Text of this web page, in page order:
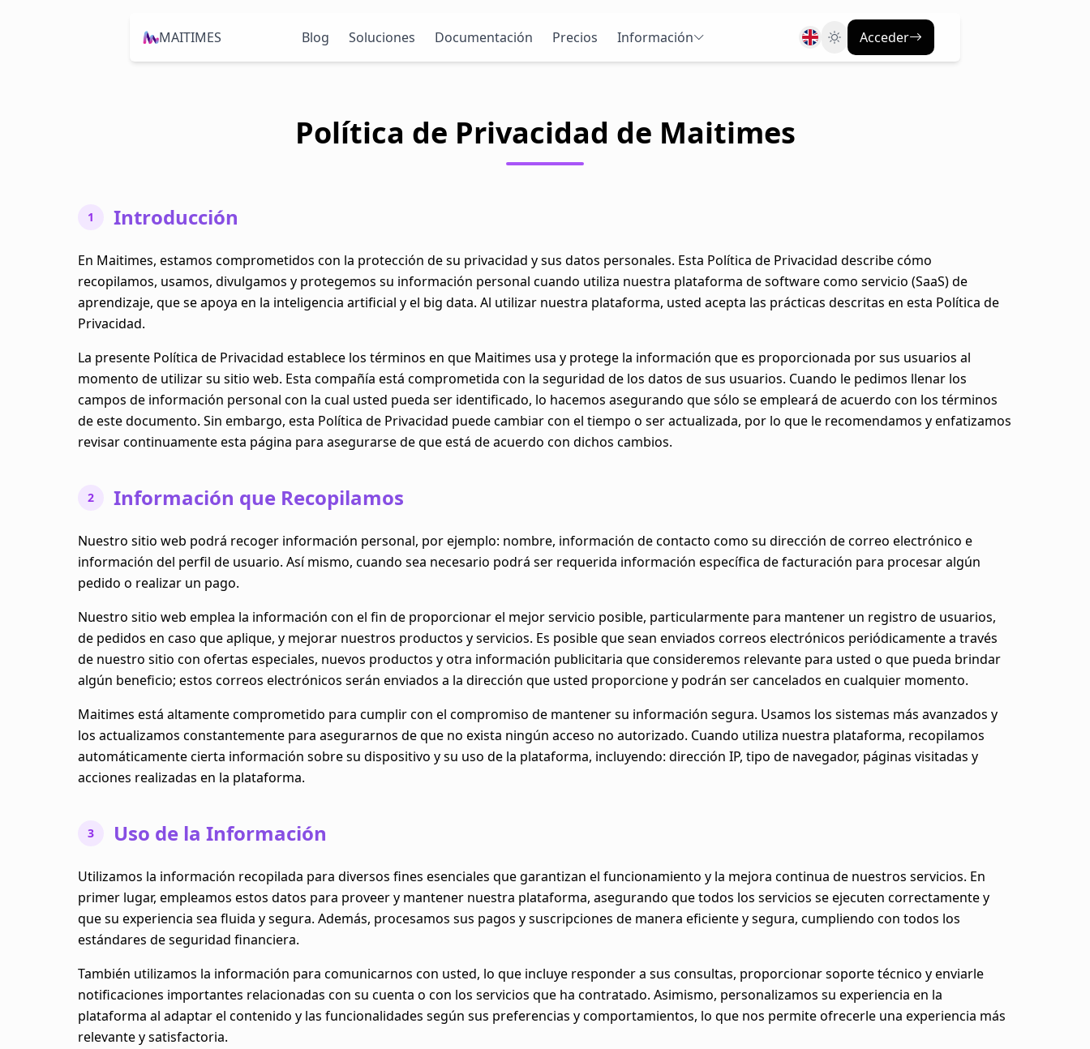
MAITIMES Blog Soluciones Documentación Precios Información Acceder
Política de Privacidad de Maitimes
1 Introducción
En Maitimes, estamos comprometidos con la protección de su privacidad y sus datos personales. Esta Política de Privacidad describe cómo
recopilamos, usamos, divulgamos y protegemos su información personal cuando utiliza nuestra plataforma de software como servicio (SaaS) de
aprendizaje, que se apoya en la inteligencia artificial y el big data. Al utilizar nuestra plataforma, usted acepta las prácticas descritas en esta Política de
Privacidad.
La presente Política de Privacidad establece los términos en que Maitimes usa y protege la información que es proporcionada por sus usuarios al
momento de utilizar su sitio web. Esta compañía está comprometida con la seguridad de los datos de sus usuarios. Cuando le pedimos llenar los
campos de información personal con la cual usted pueda ser identificado, lo hacemos asegurando que sólo se empleará de acuerdo con los términos
de este documento. Sin embargo, esta Política de Privacidad puede cambiar con el tiempo o ser actualizada, por lo que le recomendamos y enfatizamos
revisar continuamente esta página para asegurarse de que está de acuerdo con dichos cambios.
2 Información que Recopilamos
Nuestro sitio web podrá recoger información personal, por ejemplo: nombre, información de contacto como su dirección de correo electrónico e
información del perfil de usuario. Así mismo, cuando sea necesario podrá ser requerida información específica de facturación para procesar algún
pedido o realizar un pago.
Nuestro sitio web emplea la información con el fin de proporcionar el mejor servicio posible, particularmente para mantener un registro de usuarios,
de pedidos en caso que aplique, y mejorar nuestros productos y servicios. Es posible que sean enviados correos electrónicos periódicamente a través
de nuestro sitio con ofertas especiales, nuevos productos y otra información publicitaria que consideremos relevante para usted o que pueda brindar
algún beneficio; estos correos electrónicos serán enviados a la dirección que usted proporcione y podrán ser cancelados en cualquier momento.
Maitimes está altamente comprometido para cumplir con el compromiso de mantener su información segura. Usamos los sistemas más avanzados y
los actualizamos constantemente para asegurarnos de que no exista ningún acceso no autorizado. Cuando utiliza nuestra plataforma, recopilamos
automáticamente cierta información sobre su dispositivo y su uso de la plataforma, incluyendo: dirección IP, tipo de navegador, páginas visitadas y
acciones realizadas en la plataforma.
3 Uso de la Información
Utilizamos la información recopilada para diversos fines esenciales que garantizan el funcionamiento y la mejora continua de nuestros servicios. En
primer lugar, empleamos estos datos para proveer y mantener nuestra plataforma, asegurando que todos los servicios se ejecuten correctamente y
que su experiencia sea fluida y segura. Además, procesamos sus pagos y suscripciones de manera eficiente y segura, cumpliendo con todos los
estándares de seguridad financiera.
También utilizamos la información para comunicarnos con usted, lo que incluye responder a sus consultas, proporcionar soporte técnico y enviarle
notificaciones importantes relacionadas con su cuenta o con los servicios que ha contratado. Asimismo, personalizamos su experiencia en la
plataforma al adaptar el contenido y las funcionalidades según sus preferencias y comportamientos, lo que nos permite ofrecerle una experiencia más
relevante y satisfactoria.